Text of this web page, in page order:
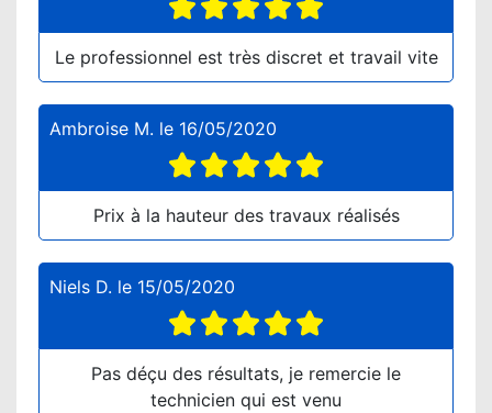
Le professionnel est très discret et travail vite
Ambroise M. le 16/05/2020
Prix à la hauteur des travaux réalisés
Niels D. le 15/05/2020
Pas déçu des résultats, je remercie le
technicien qui est venu